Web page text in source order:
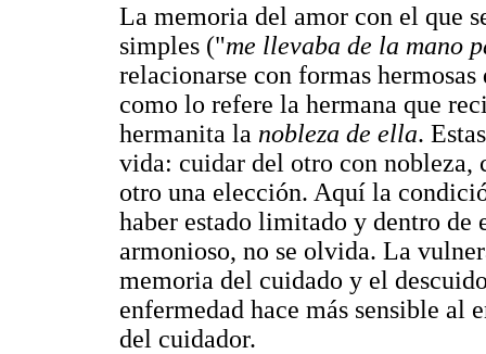
La memoria del amor con el que
simples ("me llevaba de la mano
relacionarse con formas
como lo refere la hermana que
hermanita la nobleza de ella.
vida: cuidar del otro con nobleza,
otro una elección. Aquí la
haber estado limitado y dentro de
armonioso, no se olvida. La
memoria del cuidado y el
enfermedad hace más sensible al
del cuidador.